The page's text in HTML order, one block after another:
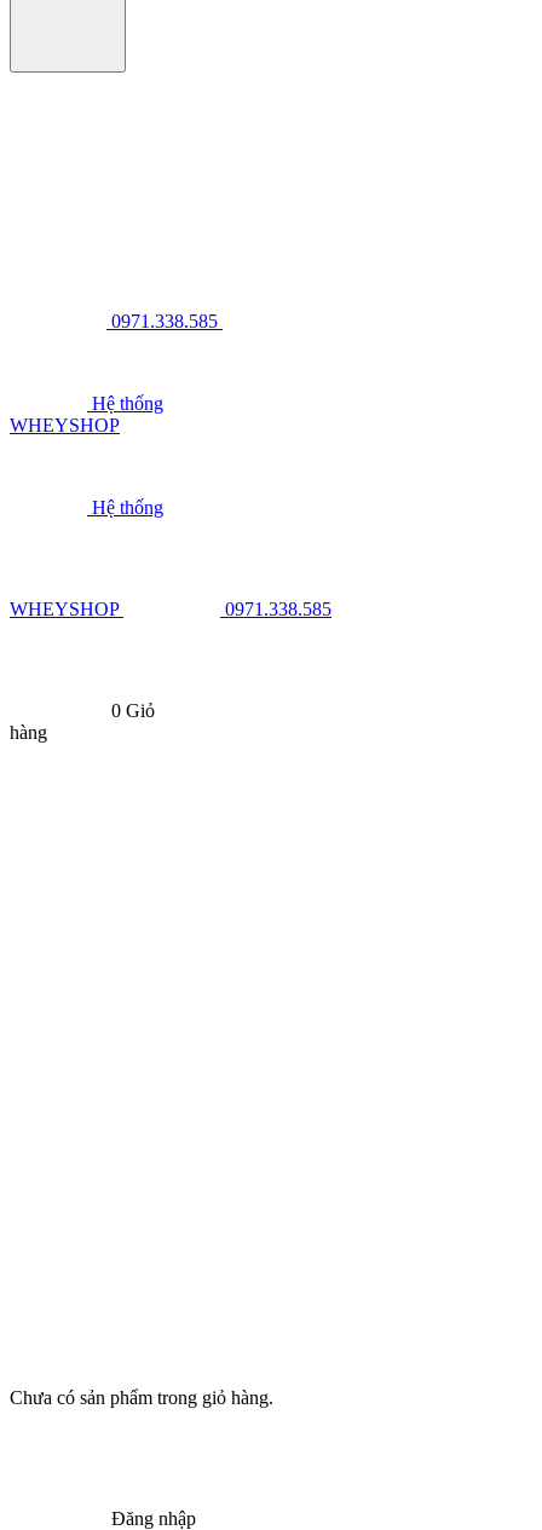
0971.338.585
Hệ thống
WHEYSHOP
Hệ thống
WHEYSHOP 0971.338.585
0 Giỏ
hàng
Chưa có sản phẩm trong giỏ hàng.
Đăng nhập